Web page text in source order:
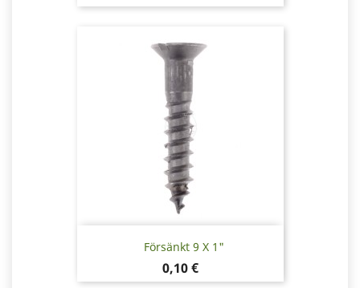
Försänkt 9 X 1"
Pris
0,10 €